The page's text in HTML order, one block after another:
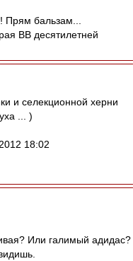
Прям бальзам...
ВВ десятилетней
и селекционной херни
... )
18:02
Или галимый адидас?